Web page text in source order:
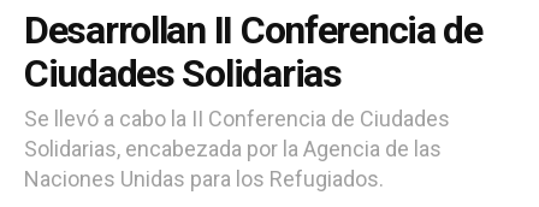
Desarrollan II Conferencia de
Ciudades Solidarias
Se llevó a cabo la II Conferencia de Ciudades
Solidarias, encabezada por la Agencia de las
Naciones Unidas para los Refugiados.